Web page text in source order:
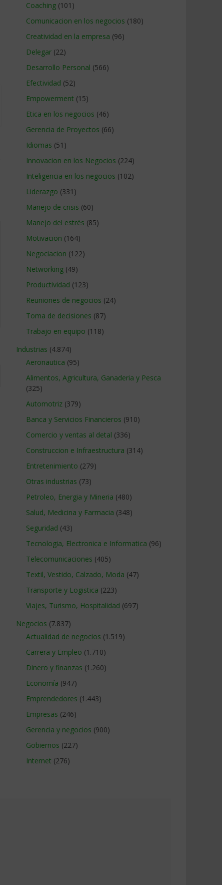
Coaching (101)
Comunicacion en los negocios (180)
Creatividad en la empresa (96)
Delegar (22)
Desarrollo Personal (566)
Efectividad (52)
Empowerment (15)
Etica en los negocios (46)
Gerencia de Proyectos (66)
Idiomas (51)
Innovacion en los Negocios (224)
Inteligencia en los negocios (102)
Liderazgo (331)
Manejo de crisis (60)
Manejo del estrés (85)
Motivacion (164)
Negociacion (122)
Networking (49)
Productividad (123)
Reuniones de negocios (24)
Toma de decisiones (87)
Trabajo en equipo (118)
Industrias (4.874)
Aeronautica (95)
Alimentos, Agricultura, Ganaderia y Pesca
(325)
Automotriz (379)
Banca y Servicios Financieros (910)
Comercio y ventas al detal (336)
Construccion e Infraestructura (314)
Entretenimiento (279)
Otras industrias (73)
Petroleo, Energia y Mineria (480)
Salud, Medicina y Farmacia (348)
Seguridad (43)
Tecnologia, Electronica e Informatica (96)
Telecomunicaciones (405)
Textil, Vestido, Calzado, Moda (47)
Transporte y Logistica (223)
Viajes, Turismo, Hospitalidad (697)
Negocios (7.837)
Actualidad de negocios (1.519)
Carrera y Empleo (1.710)
Dinero y finanzas (1.260)
Economía (947)
Emprendedores (1.443)
Empresas (246)
Gerencia y negocios (900)
Gobiernos (227)
Internet (276)